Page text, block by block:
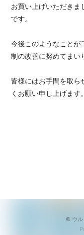
お買い上げいただきま
です。
今後このようなことが
制の改善に努めてまい
皆様にはお手間を取ら
くお願い申し上げます。
© ウル